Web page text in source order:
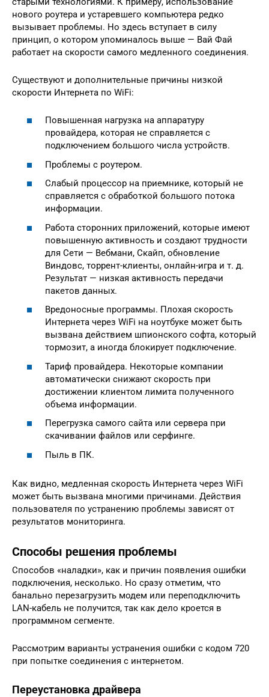
нового роутера и устаревшего компьютера редко
вызывает проблемы. Но здесь вступает в силу
принцип, о котором упоминалось выше — Вай Фай
работает на скорости самого медленного соединения.
Существуют и дополнительные причины низкой
скорости Интернета по WiFi:
Повышенная нагрузка на аппаратуру
провайдера, которая не справляется с
подключением большого числа устройств.
Проблемы с роутером.
Слабый процессор на приемнике, который не
справляется с обработкой большого потока
информации.
Работа сторонних приложений, которые имеют
повышенную активность и создают трудности
для Сети — Вебмани, Скайп, обновление
Виндовс, торрент-клиенты, онлайн-игра и т. д.
Результат — низкая активность передачи
пакетов данных.
Вредоносные программы. Плохая скорость
Интернета через WiFi на ноутбуке может быть
вызвана действием шпионского софта, который
тормозит, а иногда блокирует подключение.
Тариф провайдера. Некоторые компании
автоматически снижают скорость при
достижении клиентом лимита полученного
объема информации.
Перегрузка самого сайта или сервера при
скачивании файлов или серфинге.
Пыль в ПК.
Как видно, медленная скорость Интернета через WiFi
может быть вызвана многими причинами. Действия
пользователя по устранению проблемы зависят от
результатов мониторинга.
Способы решения проблемы
Способов «наладки», как и причин появления ошибки
подключения, несколько. Но сразу отметим, что
банально перезагрузить модем или переподключить
LAN-кабель не получится, так как дело кроется в
программном сегменте.
Рассмотрим варианты устранения ошибки с кодом 720
при попытке соединения с интернетом.
Переустановка драйвера